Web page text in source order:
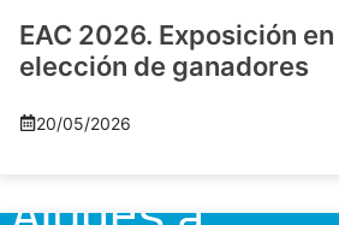
EAC 2026. Exposición
elección de ganadores
20/05/2026